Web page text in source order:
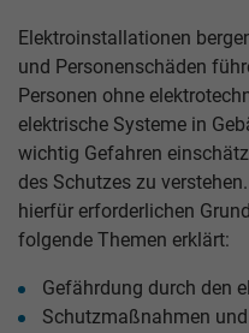
Elektroinstallationen
und Personenschäden
Personen ohne
elektrische Systeme in
wichtig Gefahren
des Schutzes zu
hierfür erforderlichen
folgende Themen erklärt:
Gefährdung durch den
Schutzmaßnahmen